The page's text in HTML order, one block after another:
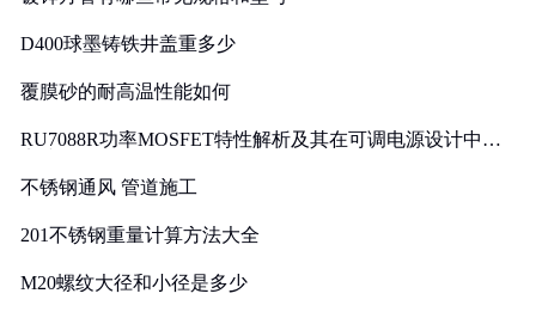
D400球墨铸铁井盖重多少
覆膜砂的耐高温性能如何
RU7088R功率MOSFET特性解析及其在可调电源设计中的
不锈钢通风 管道施工
201不锈钢重量计算方法大全
M20螺纹大径和小径是多少